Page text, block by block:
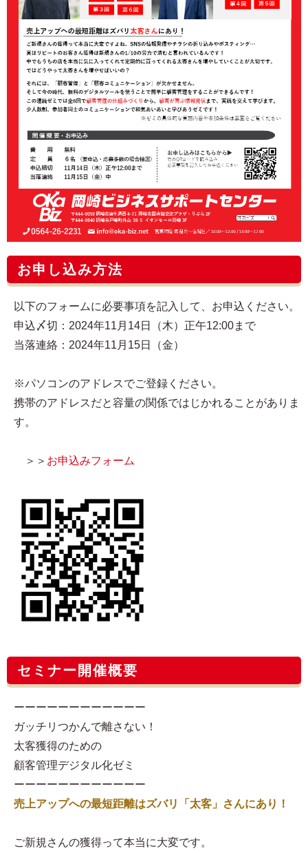
お申し込み方法
以下のフォームに必要事項を記入して、お申込ください。
申込〆切：2024年11月14日（木）正午12:00まで
当落連絡：2024年11月15日（金）
※パソコンのアドレスでご登録ください。
携帯のアドレスだと容量の関係ではじかれることがありま
す。
＞＞ お申込みフォーム
セミナー開催概要
ーーーーーーーーーーーー
ガッチリつかんで離さない！
太客獲得のための
顧客管理デジタル化ゼミ
ーーーーーーーーーーーー
売上アップへの最短距離はズバリ「太客」さんにあり！
ご新規さんの獲得って本当に大変です。